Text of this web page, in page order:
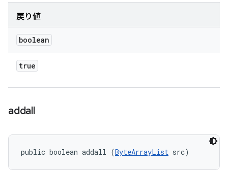
戻り値
boolean
true
addall
public boolean addall (ByteArrayList src)